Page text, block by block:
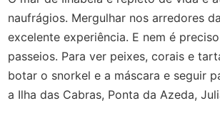
naufrágios. Mergulhar nos arredores
excelente experiência. E nem é
passeios. Para ver peixes, corais e
botar o snorkel e a máscara e seguir
a Ilha das Cabras, Ponta da Azeda,